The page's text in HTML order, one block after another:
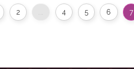
2 4 5 6 7